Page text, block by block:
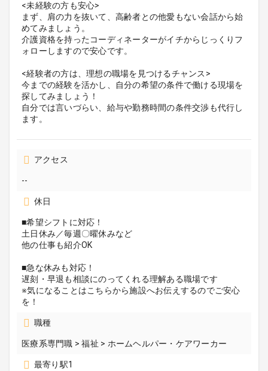
<未経験の方も安心>
まず、肩の力を抜いて、高齢者との他愛もない会話から始
めてみましょう。
介護資格を持ったコーディネーターがイチからじっくりフ
ォローしますので安心です。
<経験者の方は、理想の職場を見つけるチャンス>
今までの経験を活かし、自分の希望の条件で働ける現場を
探してみましょう！
自分では言いづらい、給与や勤務時間の条件交渉も代行し
ます。
アクセス
--
休日
■希望シフトに対応！
土日休み／毎週〇曜休みなど
他の仕事も紹介OK
■急な休みも対応！
遅刻・早退も相談にのってくれる理解ある職場です
※気になることはこちらから施設へお伝えするのでご安心
を！
職種
医療系専門職 > 福祉 > ホームヘルパー・ケアワーカー
最寄り駅1